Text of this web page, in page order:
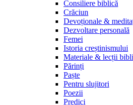
Consiliere biblică
Crăciun
Devoționale &
Dezvoltare personală
Femei
Istoria creștinismului
Materiale & lecții
Părinți
Paște
Pentru slujitori
Poezii
Predici